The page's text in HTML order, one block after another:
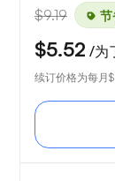
$9.19
$5.52 /为
续订价格为每月